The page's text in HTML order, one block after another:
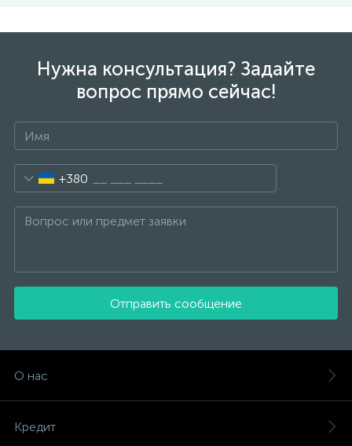
Нужна консультация? Задайте
вопрос прямо сейчас!
+380
Отправить сообщение
О нас
Кредит